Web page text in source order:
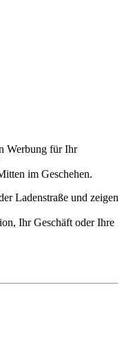
Werbung für Ihr
im Geschehen.
Ladenstraße und zeigen
Ihr Geschäft oder Ihre